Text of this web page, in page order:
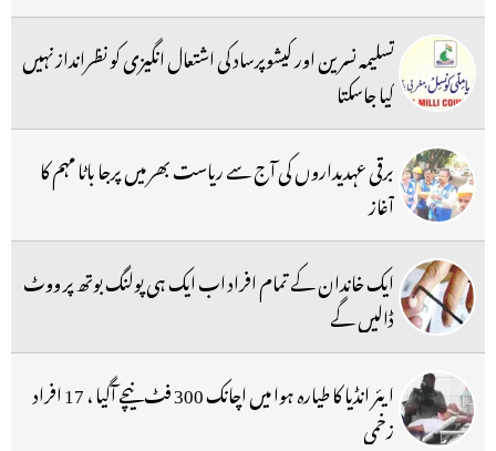
تسلیمہ نسرین اور کیشوپرساد کی اشتعال انگیزی کو نظرانداز نہیں
کیا جاسکتا
برقی عہدیداروں کی آج سے ریاست بھر میں پرجا باٹا مہم کا
آغاز
ایک خاندان کے تمام افراد اب ایک ہی پولنگ بوتھ پر ووٹ
ڈالیں گے
ایئر انڈیا کا طیارہ ہوا میں اچانک 300 فٹ نیچے آگیا ، 17 افراد
زخمی